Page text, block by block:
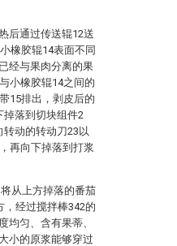
后通过传送辊12送
橡胶辊14表面不同
经与果肉分离的果
小橡胶辊14之间的
15排出，剥皮后的
掉落到切块组件2
动的转动刀23以
再向下掉落到打浆
从上方掉落的番茄
，经过搅拌棒342的
均匀、含有果蒂、
小的原浆能够穿过